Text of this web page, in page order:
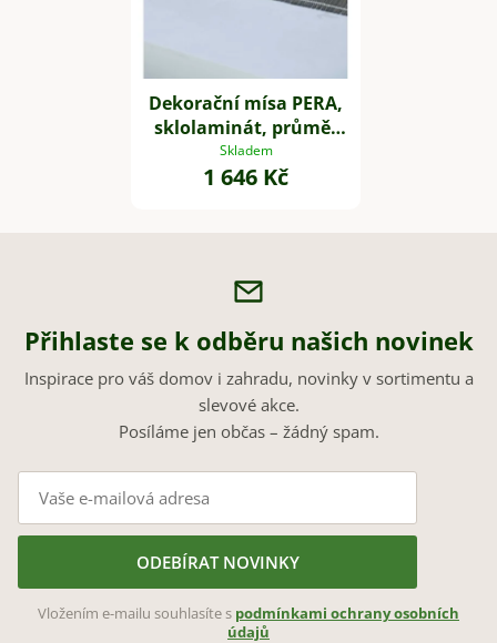
Dekorační mísa PERA,
sklolaminát, průměr
27 cm, antracit
Skladem
1 646 Kč
Přihlaste se k odběru našich novinek
Inspirace pro váš domov i zahradu, novinky v sortimentu a
slevové akce.
Posíláme jen občas – žádný spam.
ODEBÍRAT NOVINKY
Vložením e-mailu souhlasíte s podmínkami ochrany osobních
údajů